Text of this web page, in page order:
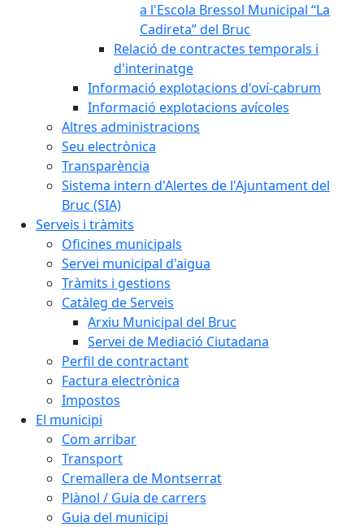
a l'Escola Bressol Municipal “La
Cadireta” del Bruc
Relació de contractes temporals i
d'interinatge
Informació explotacions d'oví-cabrum
Informació explotacions avícoles
Altres administracions
Seu electrònica
Transparència
Sistema intern d'Alertes de l'Ajuntament del
Bruc (SIA)
Serveis i tràmits
Oficines municipals
Servei municipal d'aigua
Tràmits i gestions
Catàleg de Serveis
Arxiu Municipal del Bruc
Servei de Mediació Ciutadana
Perfil de contractant
Factura electrònica
Impostos
El municipi
Com arribar
Transport
Cremallera de Montserrat
Plànol / Guia de carrers
Guia del municipi